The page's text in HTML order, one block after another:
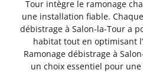
Tour intègre le ramonage
une installation fiable.
débistrage à Salon-la-Tour a
habitat tout en optimisant
Ramonage débistrage à
un choix essentiel pour